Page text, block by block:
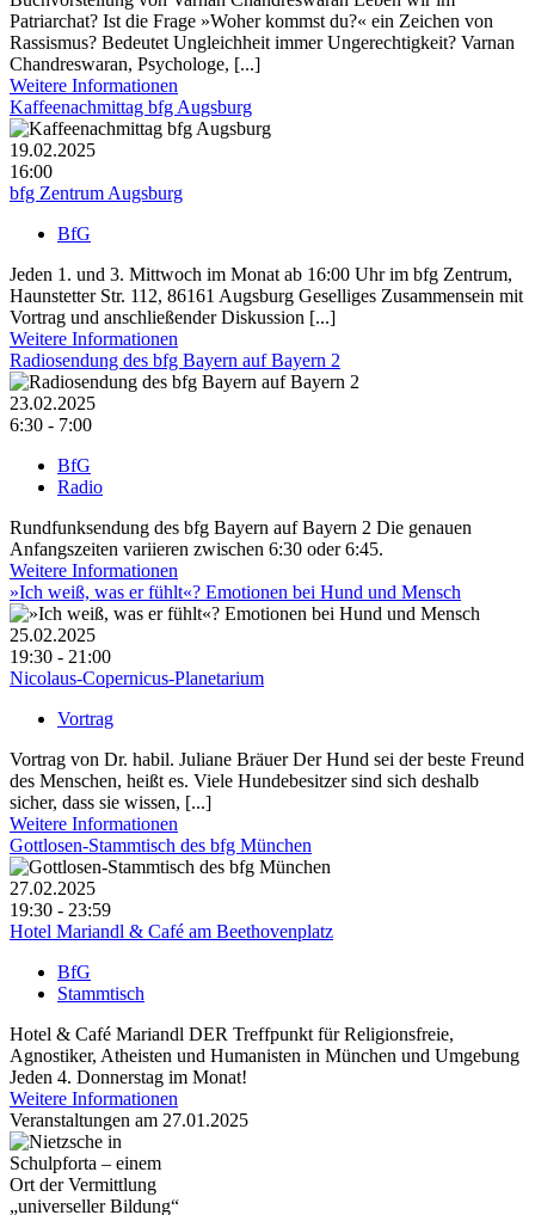
Patriarchat? Ist die Frage »Woher kommst du?« ein Zeichen von
Rassismus? Bedeutet Ungleichheit immer Ungerechtigkeit? Varnan
Chandreswaran, Psychologe, [...]
Weitere Informationen
Kaffeenachmittag bfg Augsburg
19.02.2025
16:00
bfg Zentrum Augsburg
BfG
Jeden 1. und 3. Mittwoch im Monat ab 16:00 Uhr im bfg Zentrum,
Haunstetter Str. 112, 86161 Augsburg Geselliges Zusammensein mit
Vortrag und anschließender Diskussion [...]
Weitere Informationen
Radiosendung des bfg Bayern auf Bayern 2
23.02.2025
6:30 - 7:00
BfG
Radio
Rundfunksendung des bfg Bayern auf Bayern 2 Die genauen
Anfangszeiten variieren zwischen 6:30 oder 6:45.
Weitere Informationen
»Ich weiß, was er fühlt«? Emotionen bei Hund und Mensch
25.02.2025
19:30 - 21:00
Nicolaus-Copernicus-Planetarium
Vortrag
Vortrag von Dr. habil. Juliane Bräuer Der Hund sei der beste Freund
des Menschen, heißt es. Viele Hundebesitzer sind sich deshalb
sicher, dass sie wissen, [...]
Weitere Informationen
Gottlosen-Stammtisch des bfg München
27.02.2025
19:30 - 23:59
Hotel Mariandl & Café am Beethovenplatz
BfG
Stammtisch
Hotel & Café Mariandl DER Treffpunkt für Religionsfreie,
Agnostiker, Atheisten und Humanisten in München und Umgebung
Jeden 4. Donnerstag im Monat!
Weitere Informationen
Veranstaltungen am 27.01.2025